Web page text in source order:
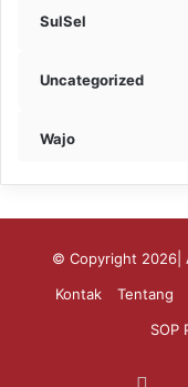
SulSel
Uncategorized
Wajo
© Copyright 2026|
Kontak
Tentang
SOP